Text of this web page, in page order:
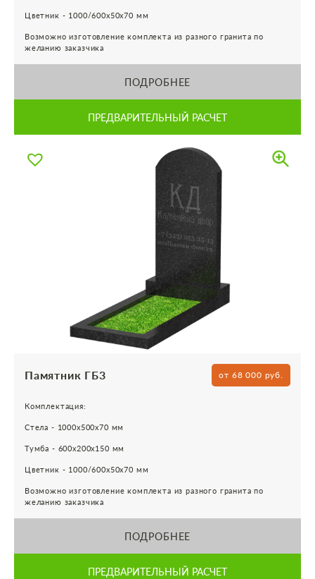
Цветник - 1000/600х50х70 мм
Возможно изготовление комплекта из разного гранита по
желанию заказчика
ПОДРОБНЕЕ
ПРЕДВАРИТЕЛЬНЫЙ РАСЧЕТ
Памятник ГБ3 от 68 000 руб.
Комплектация:
Стела - 1000х500х70 мм
Тумба - 600х200х150 мм
Цветник - 1000/600х50х70 мм
Возможно изготовление комплекта из разного гранита по
желанию заказчика
ПОДРОБНЕЕ
ПРЕДВАРИТЕЛЬНЫЙ РАСЧЕТ